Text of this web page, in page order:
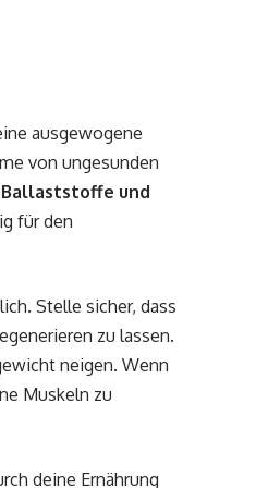
ausgewogene
von ungesunden
und
für den
Stelle sicher, dass
zu lassen.
neigen. Wenn
Muskeln zu
deine Ernährung